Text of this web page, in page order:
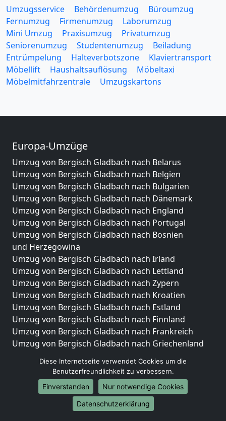
Umzugsservice Behördenumzug
Büroumzug
Fernumzug
Firmenumzug
Laborumzug
Mini Umzug
Praxisumzug
Privatumzug
Seniorenumzug
Studentenumzug
Beiladung
Entrümpelung
Halteverbotszone
Klaviertransport
Möbellift
Haushaltsauflösung
Möbeltaxi
Möbelmitfahrzentrale
Umzugskartons
Europa-Umzüge
Umzug von Bergisch Gladbach nach Belarus
Umzug von Bergisch Gladbach nach Belgien
Umzug von Bergisch Gladbach nach Bulgarien
Umzug von Bergisch Gladbach nach Dänemark
Umzug von Bergisch Gladbach nach England
Umzug von Bergisch Gladbach nach Portugal
Umzug von Bergisch Gladbach nach Bosnien
und Herzegowina
Umzug von Bergisch Gladbach nach Irland
Umzug von Bergisch Gladbach nach Lettland
Umzug von Bergisch Gladbach nach Zypern
Umzug von Bergisch Gladbach nach Kroatien
Umzug von Bergisch Gladbach nach Estland
Umzug von Bergisch Gladbach nach Finnland
Umzug von Bergisch Gladbach nach Frankreich
Umzug von Bergisch Gladbach nach Griechenland
Umzug von Bergisch Gladbach nach Liechtenstein
Umzug von Bergisch Gladbach nach Luxemburg
Umzug von Bergisch Gladbach nach Niederlande
Umzug von Bergisch Gladbach nach Norwegen
Diese Internetseite verwendet Cookies um die
Benutzerfreundlichkeit zu verbessern.
Einverstanden
Nur notwendige Cookies
Datenschutzerklärung